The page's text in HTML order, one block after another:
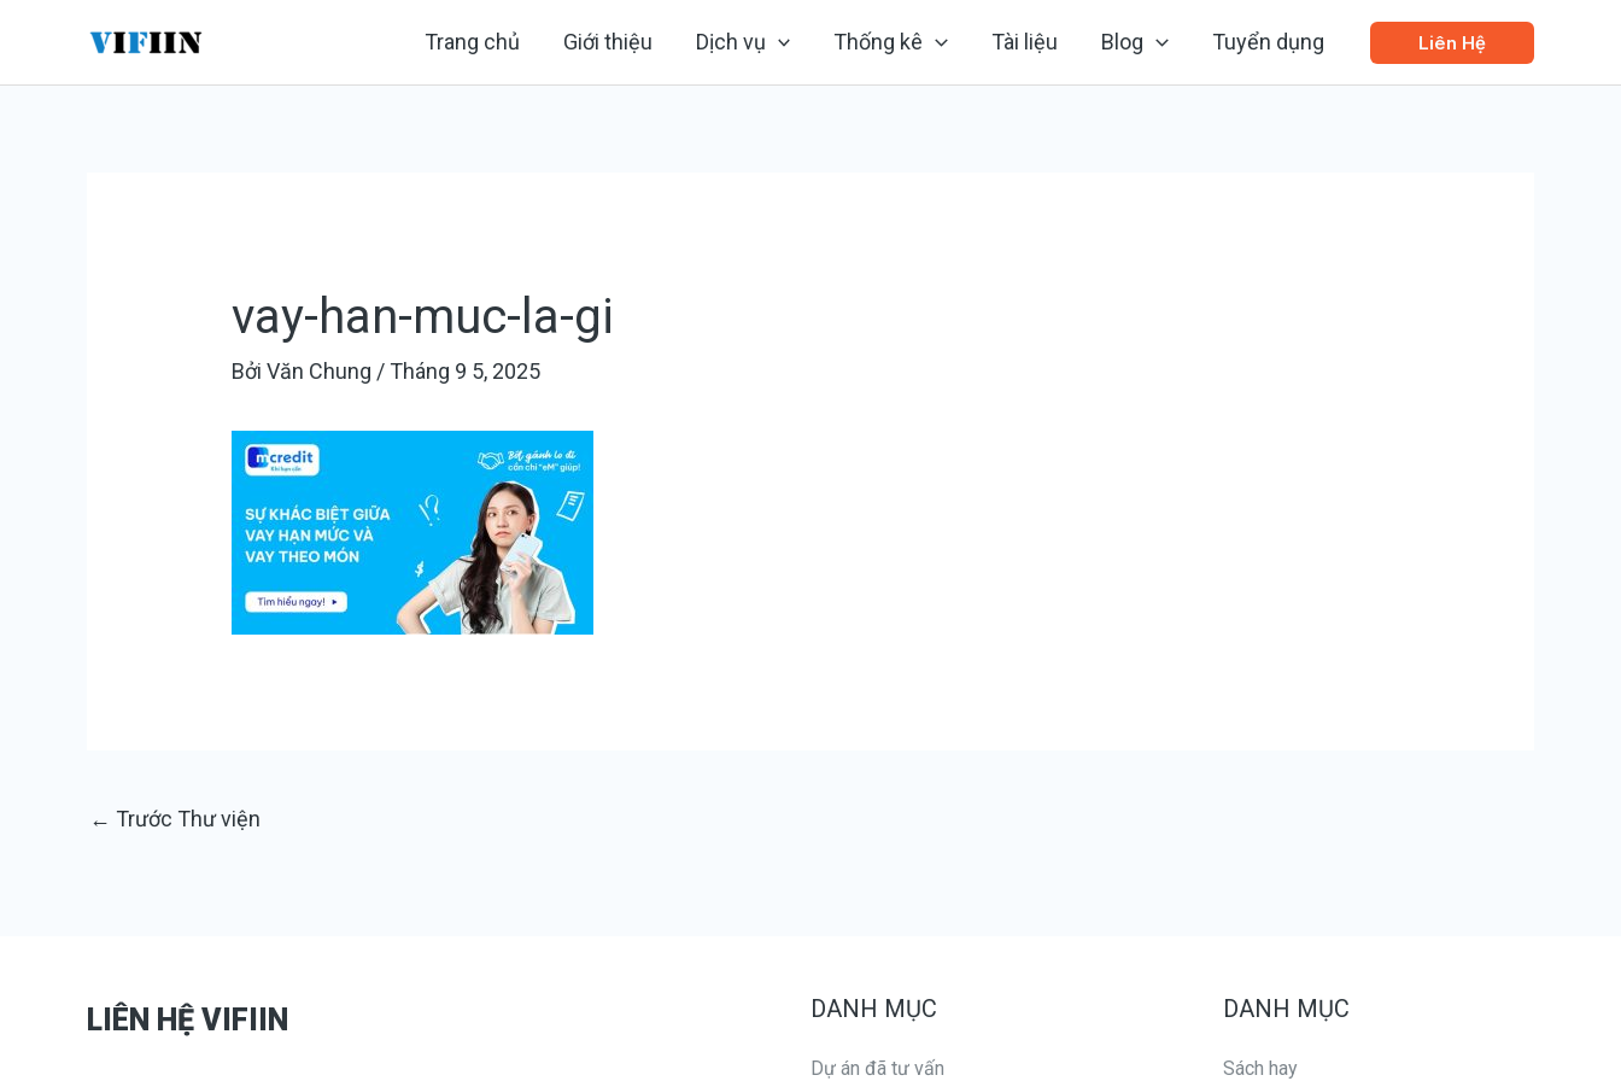
Trang chủ Giới thiệu Dịch vụ Thống kê Tài liệu Blog Tuyển dụng Liên Hệ
vay-han-muc-la-gi
BởiVăn Chung / Tháng 9 5, 2025
hướng
← Trước Thư viện
LIÊN HỆ VIFIIN DANH MỤC
Dự án đã tư vấn
DANH MỤC
Sách hay